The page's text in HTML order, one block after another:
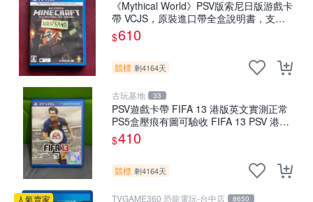
《Mythical World》PSV版索尼日版游戲卡
帶 VCJS，原裝進口帶全盒說明書，支持
主機運行。Mythical World PSV 游戲 卡
$610
競標 剩4164天
古玩基地 33
PSV遊戲卡帶 FIFA 13 港版英文實測正常
PS5盒壓痕有圖可驗收 FIFA 13 PSV 港版
游玩無問題 PSV FIFA 13 港版英文
$410
競標 剩4164天
人氣賣家 TVGAME360 恐龍電玩-台中店 8650